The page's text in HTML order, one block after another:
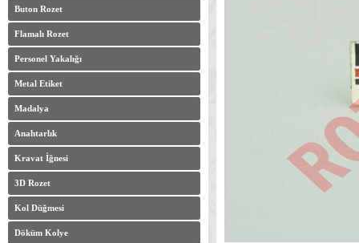
Buton Rozet
Flamalı Rozet
Personel Yakalığı
Metal Etiket
Madalya
Anahtarlık
Kravat İğnesi
3D Rozet
Kol Düğmesi
Döküm Kolye